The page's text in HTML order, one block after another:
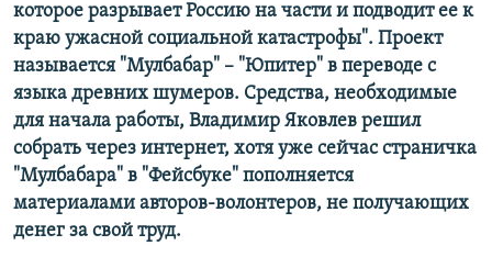
которое разрывает Россию на части и подводит ее к
краю ужасной социальной катастрофы". Проект
называется "Мулбабар" – "Юпитер" в переводе с
языка древних шумеров. Средства, необходимые
для начала работы, Владимир Яковлев решил
собрать через интернет, хотя уже сейчас страничка
"Мулбабара" в "Фейсбуке" пополняется
материалами авторов-волонтеров, не получающих
денег за свой труд.